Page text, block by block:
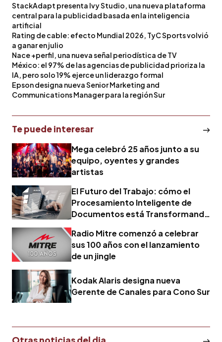
StackAdapt presenta Ivy Studio, una nueva plataforma
central para la publicidad basada en la inteligencia
artificial
Rating de cable: efecto Mundial 2026, TyC Sports volvió
a ganar en julio
Nace +perfil, una nueva señal periodística de TV
México: el 97% de las agencias de publicidad prioriza la
IA, pero solo 19% ejerce un liderazgo formal
Epson designa nueva Senior Marketing and
Communications Manager para la región Sur
Te puede interesar
Mega celebró 25 años junto a su
equipo, oyentes y grandes
artistas
El Futuro del Trabajo: cómo el
Procesamiento Inteligente de
Documentos está Transformando
Radio Mitre comenzó a celebrar
sus 100 años con el lanzamiento
de un jingle
Kodak Alaris designa nueva
Gerente de Canales para Cono Sur